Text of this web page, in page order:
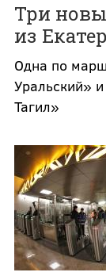
Три
из
Одна по
Уральский»
Тагил»